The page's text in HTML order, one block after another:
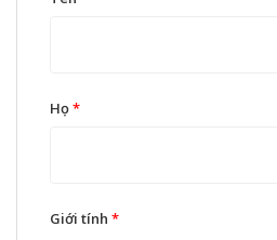
Họ*
Giới tính *